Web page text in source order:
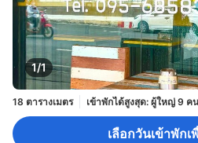
1/1
18 ตารางเมตร เข้าพักได้สูงสุด: ผู้ใหญ่ 9 คน
เลือกวันเข้าพัก